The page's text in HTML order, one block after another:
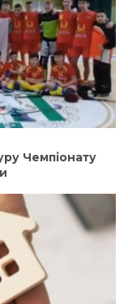
Чемпіонату